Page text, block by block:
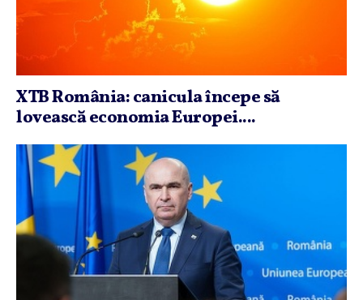
XTB România: canicula începe să
lovească economia Europei....